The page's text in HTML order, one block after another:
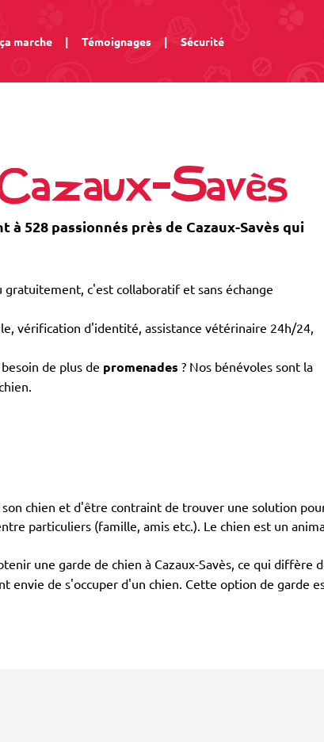
marche | Témoignages | Sécurité
Savès
528 passionnés près de Cazaux-Savès qui
c'est collaboratif et sans échange
vérification d'identité, assistance vétérinaire 24h/24,
de plus de promenades ? Nos bénévoles sont la
chien et d'être contraint de trouver une solution
particuliers (famille, amis etc.). Le chien est un
une garde de chien à Cazaux-Savès, ce qui diffère
envie de s'occuper d'un chien. Cette option de garde